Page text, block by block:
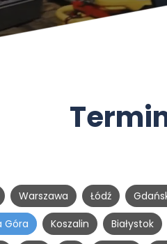
Warszawa Łódź
Góra Koszalin Białystok